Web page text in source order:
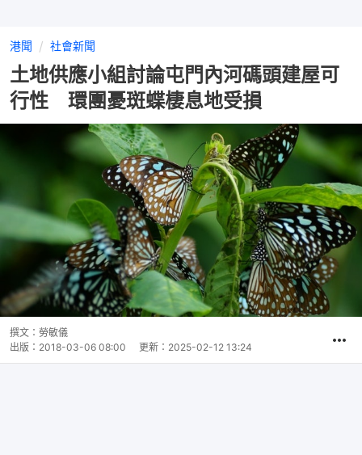
港聞 社會新聞
土地供應小組討論屯門內河碼頭建屋可
行性 環團憂斑蝶棲息地受損
撰文： 勞敏儀
出版： 2018-03-06 08:00 更新： 2025-02-12 13:24